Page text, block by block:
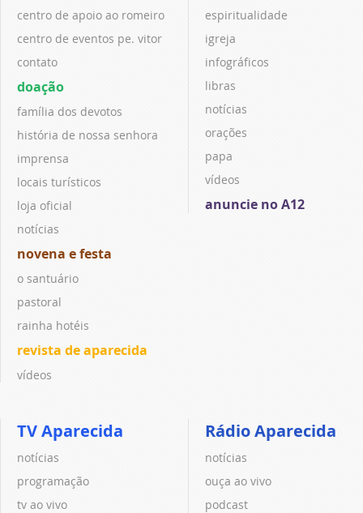
centro de apoio ao romeiro
centro de eventos pe. vitor
contato
doação
família dos devotos
história de nossa senhora
imprensa
locais turísticos
loja oficial
notícias
novena e festa
o santuário
pastoral
rainha hotéis
revista de aparecida
vídeos
espiritualidade
igreja
infográficos
libras
notícias
orações
papa
vídeos
anuncie no A12
TV Aparecida
notícias
programação
tv ao vivo
Rádio Aparecida
notícias
ouça ao vivo
podcast